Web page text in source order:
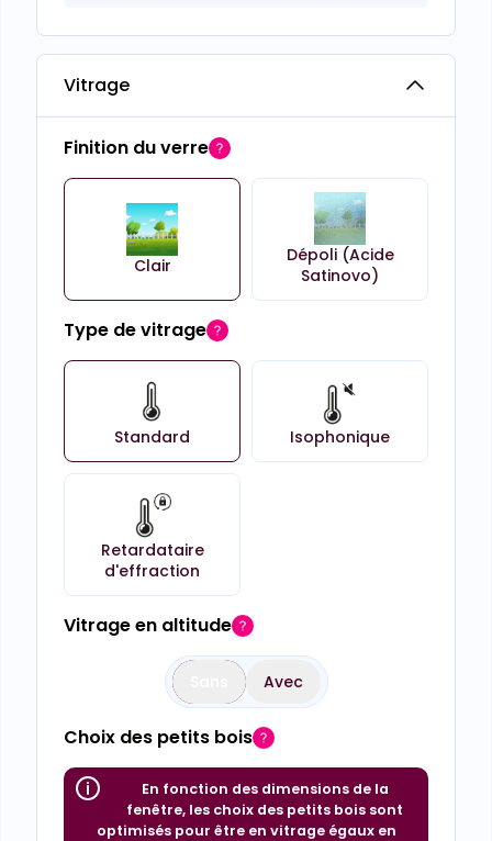
Vitrage
Finition du verre
Clair
Dépoli (Acide
Satinovo)
Type de vitrage
Standard Isophonique
Retardataire
d'effraction
Vitrage en altitude
Avec
Choix des petits bois
En fonction des dimensions de la
fenêtre, les choix des petits bois sont
optimisés pour être en vitrage égaux en